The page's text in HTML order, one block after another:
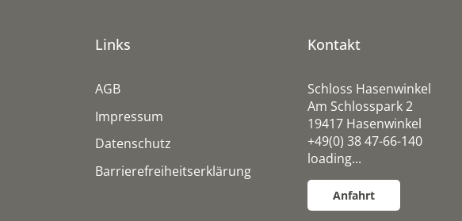
Links
AGB
Impressum
Datenschutz
Barrierefreiheitserklärung
Kontakt
Schloss Hasenwinkel
Am Schlosspark 2
19417 Hasenwinkel
+49(0) 38 47-66-140
loading...
Anfahrt